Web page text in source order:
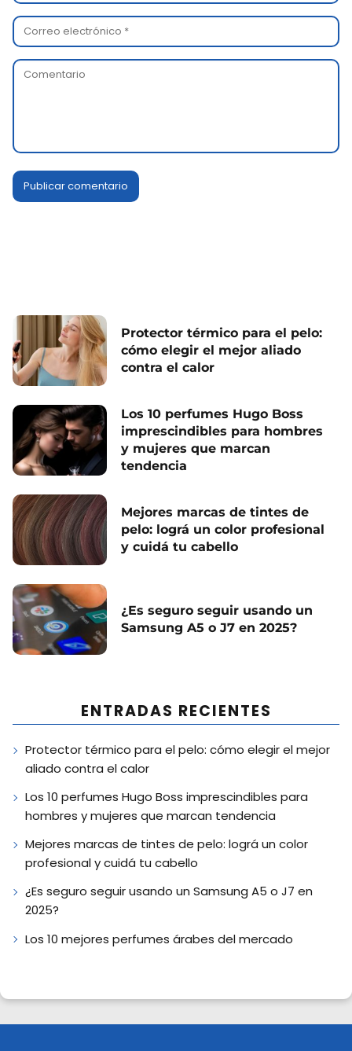
Protector térmico para el pelo:
cómo elegir el mejor aliado
contra el calor
Los 10 perfumes Hugo Boss
imprescindibles para hombres
y mujeres que marcan
tendencia
Mejores marcas de tintes de
pelo: lográ un color profesional
y cuidá tu cabello
¿Es seguro seguir usando un
Samsung A5 o J7 en 2025?
ENTRADAS RECIENTES
Protector térmico para el pelo: cómo elegir el mejor
aliado contra el calor
Los 10 perfumes Hugo Boss imprescindibles para
hombres y mujeres que marcan tendencia
Mejores marcas de tintes de pelo: lográ un color
profesional y cuidá tu cabello
¿Es seguro seguir usando un Samsung A5 o J7 en
2025?
Los 10 mejores perfumes árabes del mercado